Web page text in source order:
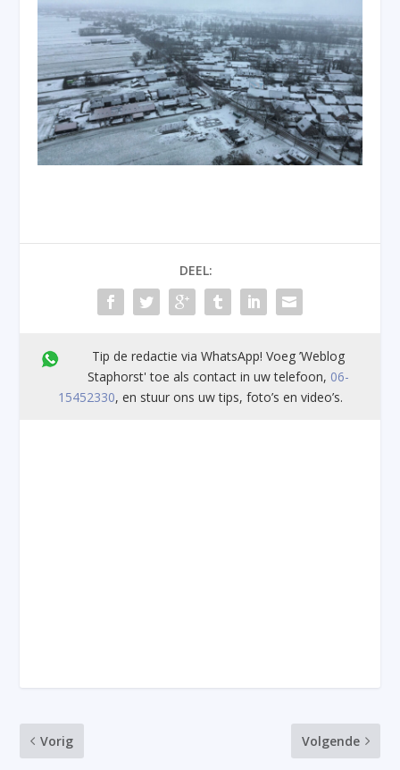
DEEL:
Tip de redactie via WhatsApp! Voeg ’Weblog
Staphorst' toe als contact in uw telefoon, 06-
15452330, en stuur ons uw tips, foto’s en video’s.
Vorig Volgende